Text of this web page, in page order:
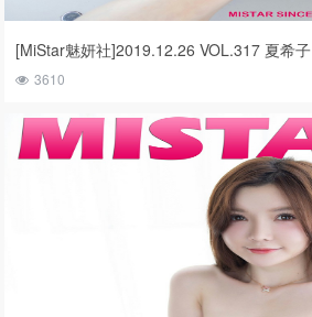
[MiStar魅妍社]2019.12.26 VOL.317 夏希子
3610